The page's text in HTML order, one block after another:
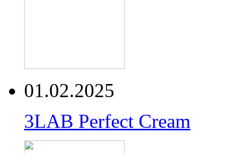
01.02.2025
3LAB Perfect Cream